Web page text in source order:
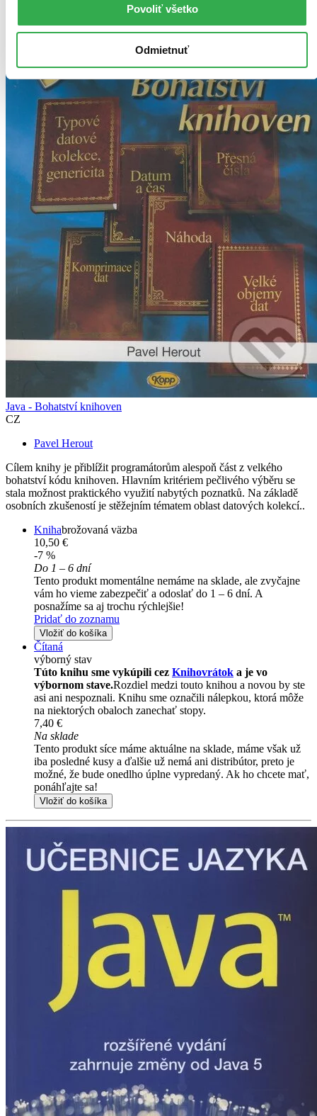
Povoliť všetko
Odmietnuť
Java - Bohatství knihoven
CZ
Pavel Herout
Cílem knihy je přiblížit programátorům alespoň část z velkého
bohatství kódu knihoven. Hlavním kritériem pečlivého výběru se
stala možnost praktického využití nabytých poznatků. Na základě
osobních zkušeností je stěžejním tématem oblast datových kolekcí..
Knihabrožovaná väzba
10,50 €
-7 %
Do 1 – 6 dní
Tento produkt momentálne nemáme na sklade, ale zvyčajne
vám ho vieme zabezpečiť a odoslať do 1 – 6 dní. A
posnažíme sa aj trochu rýchlejšie!
Pridať do zoznamu
Vložiť do košíka
Čítaná
výborný stav
Túto knihu sme vykúpili cez Knihovrátok a je vo
výbornom stave.Rozdiel medzi touto knihou a novou by ste
asi ani nespoznali. Knihu sme označili nálepkou, ktorá môže
na niektorých obaloch zanechať stopy.
7,40 €
Na sklade
Tento produkt síce máme aktuálne na sklade, máme však už
iba posledné kusy a ďalšie už nemá ani distribútor, preto je
možné, že bude onedlho úplne vypredaný. Ak ho chcete mať,
ponáhľajte sa!
Vložiť do košíka